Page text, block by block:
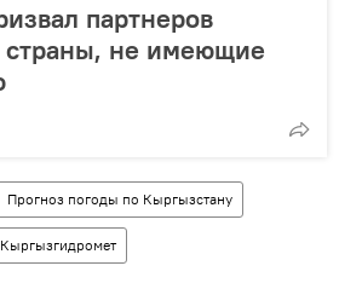
партнеров
страны, не имеющие
Прогноз погоды по Кыргызстану
Кыргызгидромет